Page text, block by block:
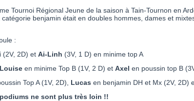
Tournoi Régional Jeune de la saison à Tain-Tournon en
benjamin était en doubles hommes, dames et
:
(2V, 2D) et Ai-Linh (3V, 1 D) en minime top A
Louise en minime Top B (1V, 2 D) et Axel en poussin top B
Top A (1V, 2D), Lucas en benjamin DH et Mx (2V, 2D)
ne sont plus très loin !!